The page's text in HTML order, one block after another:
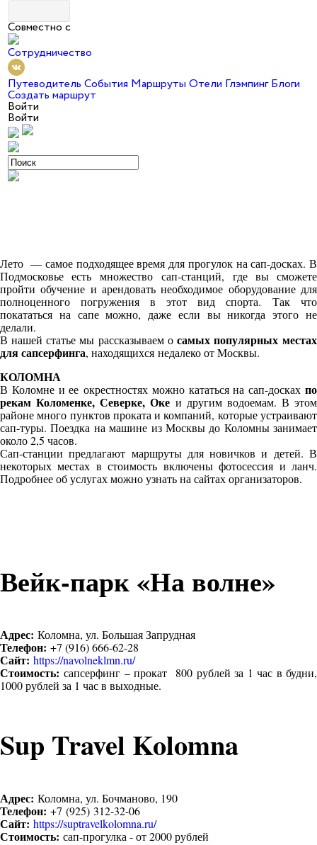
Совместно с
Сотрудничество
Путеводитель События Маршруты Отели Глэмпинг Блоги
Создать маршрут
Войти
Войти
Лето — самое подходящее время для прогулок на сап-досках. В
Подмосковье есть множество сап-станций, где вы сможете
пройти обучение и арендовать необходимое оборудование для
полноценного погружения в этот вид спорта. Так что
покататься на сапе можно, даже если вы никогда этого не
делали.
В нашей статье мы рассказываем о самых популярных местах
для сапсерфинга, находящихся недалеко от Москвы.
КОЛОМНА
В Коломне и ее окрестностях можно кататься на сап-досках по
рекам Коломенке, Северке, Оке и другим водоемам. В этом
районе много пунктов проката и компаний, которые устраивают
сап-туры. Поездка на машине из Москвы до Коломны занимает
около 2,5 часов.
Сап-станции предлагают маршруты для новичков и детей. В
некоторых местах в стоимость включены фотосессия и ланч.
Подробнее об услугах можно узнать на сайтах организаторов.
Вейк-парк «На волне»
Адрес: Коломна, ул. Большая Запрудная
Телефон: +7 (916) 666-62-28
Сайт: https://navolneklmn.ru/
Стоимость: сапсерфинг – прокат 800 рублей за 1 час в будни,
1000 рублей за 1 час в выходные.
Sup Travel Kolomna
Адрес: Коломна, ул. Бочманово, 190
Телефон: +7 (925) 312-32-06
Сайт: https://suptravelkolomna.ru/
Стоимость: сап-прогулка - от 2000 рублей